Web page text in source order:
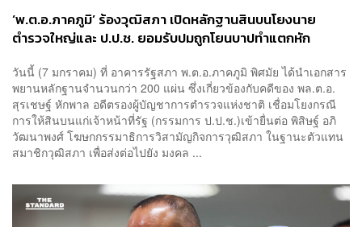
‘พ.ต.อ.ภาคภูมิ’ ร้องวุฒิสภา เปิดหลักฐานสินบนโยงนาย
ตำรวจใหญ่และ ป.ป.ช. ยอมรับปมถูกโยนบาปทำแตกหัก
วันนี้ (7 มกราคม) ที่ อาคารรัฐสภา พ.ต.อ.ภาคภูมิ พิศมัย ได้นำเอกสาร
พยานหลักฐานจำนวนกว่า 200 แผ่น ซึ่งเกี่ยวข้องกับคดีของ พล.ต.อ.
สุรเชษฐ์ หักพาล อดีตรองผู้บัญชาการตำรวจแห่งชาติ เชื่อมโยงกรณี
การให้สินบนแก่เจ้าหน้าที่รัฐ (กรรมการ ป.ป.ช.)เข้ายื่นต่อ พิสิษฐ์ อภิ
วัฒนาพงศ์ โฆษกกรรมาธิการวิสามัญกิจการวุฒิสภา ในฐานะตัวแทน
สมาชิกวุฒิสภา เพื่อส่งต่อไปยัง มงคล ...